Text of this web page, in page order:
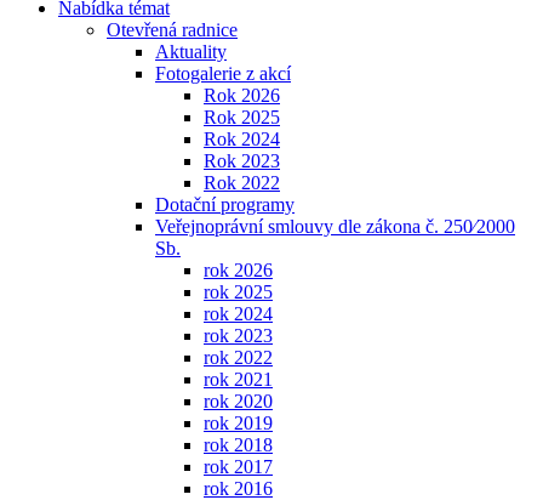
Nabídka témat
Otevřená radnice
Aktuality
Fotogalerie z akcí
Rok 2026
Rok 2025
Rok 2024
Rok 2023
Rok 2022
Dotační programy
Veřejnoprávní smlouvy dle zákona č. 250⁄2000
Sb.
rok 2026
rok 2025
rok 2024
rok 2023
rok 2022
rok 2021
rok 2020
rok 2019
rok 2018
rok 2017
rok 2016